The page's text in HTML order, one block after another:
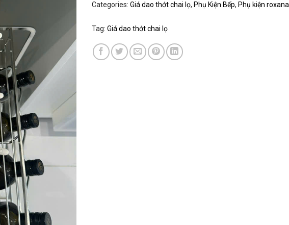
Categories: Giá dao thớt chai lọ, Phụ Kiện Bếp, Phụ kiện roxana
Tag: Giá dao thớt chai lọ